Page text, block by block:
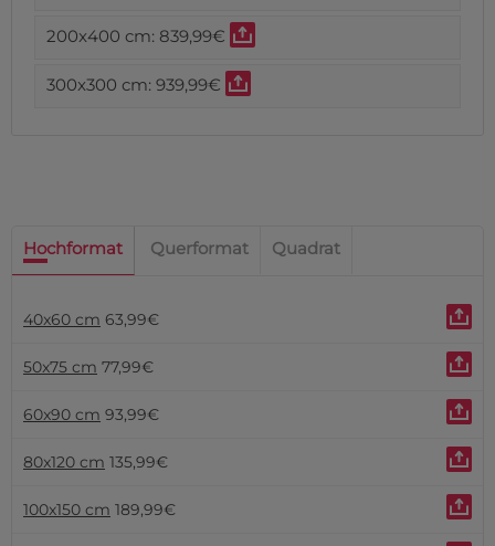
200x400 cm: 839,99€
300x300 cm: 939,99€
Hochformat Querformat Quadrat
40x60 cm 63,99€
50x75 cm 77,99€
60x90 cm 93,99€
80x120 cm 135,99€
100x150 cm 189,99€